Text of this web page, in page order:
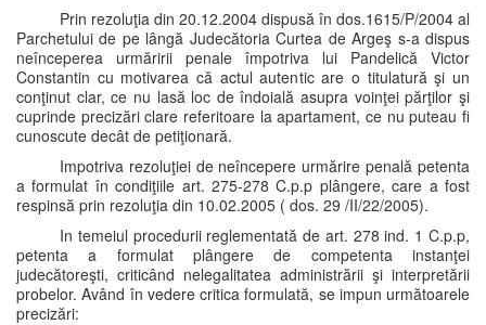
Prin rezoluţia din 20.12.2004 dispusă în dos.1615/P/2004 al
Parchetului de pe lângă Judecătoria Curtea de Argeş s-a dispus
neînceperea urmăririi penale împotriva lui Pandelică Victor
Constantin cu motivarea că actul autentic are o titulatură şi un
conţinut clar, ce nu lasă loc de îndoială asupra voinţei părţilor şi
cuprinde precizări clare referitoare la apartament, ce nu puteau fi
cunoscute decât de petiţionară.
Impotriva rezoluţiei de neîncepere urmărire penală petenta
a formulat în condiţiile art. 275-278 C.p.p plângere, care a fost
respinsă prin rezoluţia din 10.02.2005 ( dos. 29 /II/22/2005).
In temeiul procedurii reglementată de art. 278 ind. 1 C.p.p,
petenta a formulat plângere de competenta instanţei
judecătoreşti, criticând nelegalitatea administrării şi interpretării
probelor. Având în vedere critica formulată, se impun următoarele
precizări: